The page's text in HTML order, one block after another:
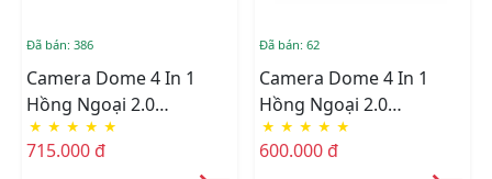
Đã bán: 386
Camera Dome 4 In 1
Hồng Ngoại 2.0
Megapixel HIKVISION
DS-2CE76D3T-ITMF
★ ★ ★ ★ ★
715.000 đ
Đã bán: 62
Camera Dome 4 In 1
Hồng Ngoại 2.0
Megapixel HIKVISION
DS-2CE76D3T-ITPF
★ ★ ★ ★ ★
600.000 đ